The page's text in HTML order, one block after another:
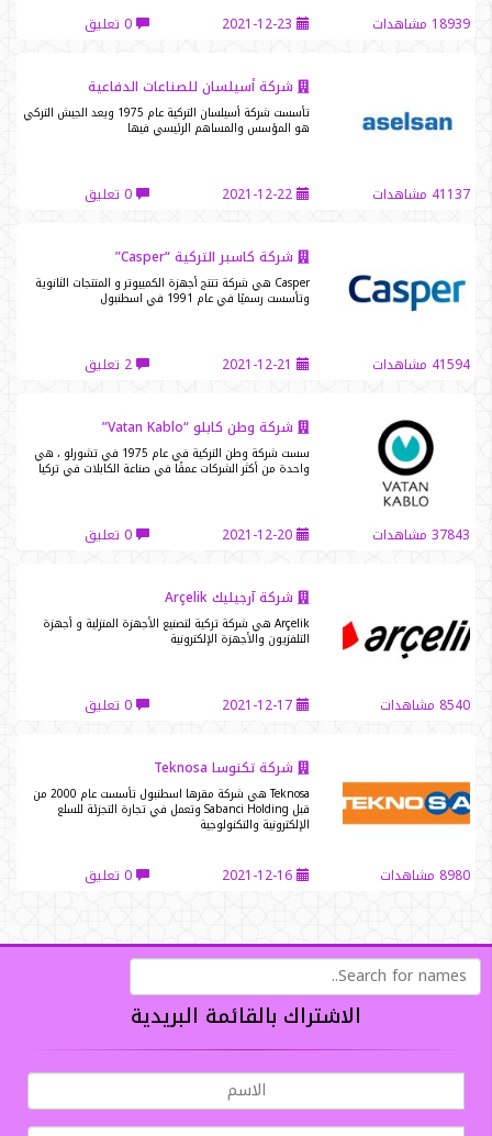
18939 مشاهدات 2021-12-23 0 تعليق
شركة أسيلسان للصناعات الدفاعية
تأسست شركة أسيلسان التركية عام 1975 ويعد الجيش التركي
هو المؤسس والمساهم الرئيسي فيها
41137 مشاهدات 2021-12-22 0 تعليق
شركة كاسبر التركية “Casper”
Casper هي شركة تنتج أجهزة الكمبيوتر و المنتجات الثانوية
وتأسست رسميًا في عام 1991 في اسطنبول
41594 مشاهدات 2021-12-21 2 تعليق
شركة وطن كابلو “Vatan Kablo”
سست شركة وطن التركية في عام 1975 في تشورلو ، هي
واحدة من أكثر الشركات عمقًا في صناعة الكابلات في تركيا
37843 مشاهدات 2021-12-20 0 تعليق
شركة آرجيليك Arçelik
Arçelik هي شركة تركية لتصنيع الأجهزة المنزلية و أجهزة
التلفزيون والأجهزة الإلكترونية
8540 مشاهدات 2021-12-17 0 تعليق
شركة تكنوسا Teknosa
Teknosa هي شركة مقرها اسطنبول تأسست عام 2000 من
قبل Sabanci Holding وتعمل في تجارة التجزئة للسلع
الإلكترونية والتكنولوجية
8980 مشاهدات 2021-12-16 0 تعليق
الاشتراك بالقائمة البريدية